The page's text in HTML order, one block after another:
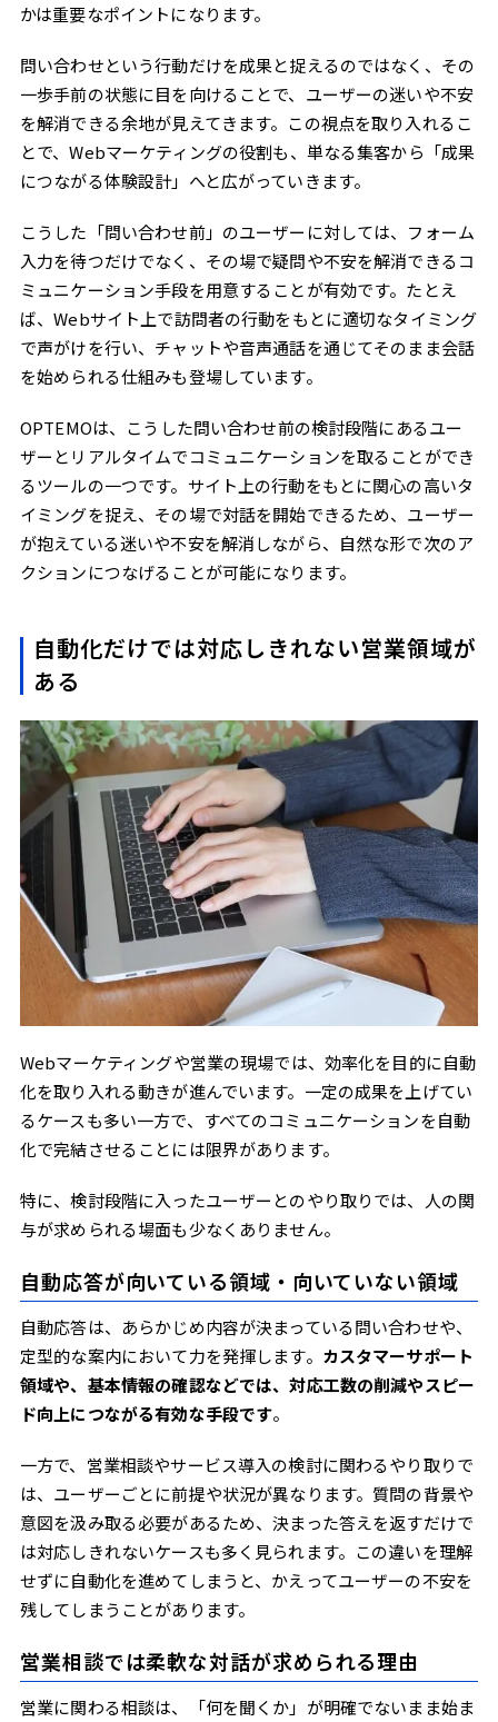
かは重要なポイントになります。
問い合わせという行動だけを成果と捉えるのではなく、その
一歩手前の状態に目を向けることで、ユーザーの迷いや不安
を解消できる余地が見えてきます。この視点を取り入れるこ
とで、Webマーケティングの役割も、単なる集客から「成果
につながる体験設計」へと広がっていきます。
こうした「問い合わせ前」のユーザーに対しては、フォーム
入力を待つだけでなく、その場で疑問や不安を解消できるコ
ミュニケーション手段を用意することが有効です。たとえ
ば、Webサイト上で訪問者の行動をもとに適切なタイミング
で声がけを行い、チャットや音声通話を通じてそのまま会話
を始められる仕組みも登場しています。
OPTEMOは、こうした問い合わせ前の検討段階にあるユー
ザーとリアルタイムでコミュニケーションを取ることができ
るツールの一つです。サイト上の行動をもとに関心の高いタ
イミングを捉え、その場で対話を開始できるため、ユーザー
が抱えている迷いや不安を解消しながら、自然な形で次のア
クションにつなげることが可能になります。
自動化だけでは対応しきれない営業領域が
ある
Webマーケティングや営業の現場では、効率化を目的に自動
化を取り入れる動きが進んでいます。一定の成果を上げてい
るケースも多い一方で、すべてのコミュニケーションを自動
化で完結させることには限界があります。
特に、検討段階に入ったユーザーとのやり取りでは、人の関
与が求められる場面も少なくありません。
自動応答が向いている領域・向いていない領域
自動応答は、あらかじめ内容が決まっている問い合わせや、
定型的な案内において力を発揮します。 カスタマーサポート
領域や、基本情報の確認などでは、対応工数の削減やスピー
ド向上につながる有効な手段です。
一方で、営業相談やサービス導入の検討に関わるやり取りで
は、ユーザーごとに前提や状況が異なります。質問の背景や
意図を汲み取る必要があるため、決まった答えを返すだけで
は対応しきれないケースも多く見られます。この違いを理解
せずに自動化を進めてしまうと、かえってユーザーの不安を
残してしまうことがあります。
営業相談では柔軟な対話が求められる理由
営業に関わる相談は、「何を聞くか」が明確でないまま始ま